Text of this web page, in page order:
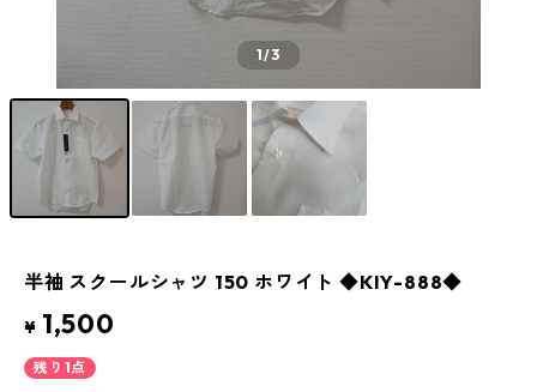
1/3
半袖 スクールシャツ 150 ホワイト ◆KIY-888◆
¥ 1,500
残り1点